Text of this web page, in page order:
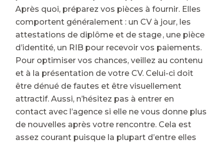
Après quoi, préparez vos pièces à fournir. Elles
comportent généralement : un CV à jour, les
attestations de diplôme et de stage , une pièce
d’identité, un RIB pour recevoir vos paiements.
Pour optimiser vos chances, veillez au contenu
et à la présentation de votre CV. Celui-ci doit
être dénué de fautes et être visuellement
attractif. Aussi, n’hésitez pas à entrer en
contact avec l’agence si elle ne vous donne plus
de nouvelles après votre rencontre. Cela est
assez courant puisque la plupart d’entre elles